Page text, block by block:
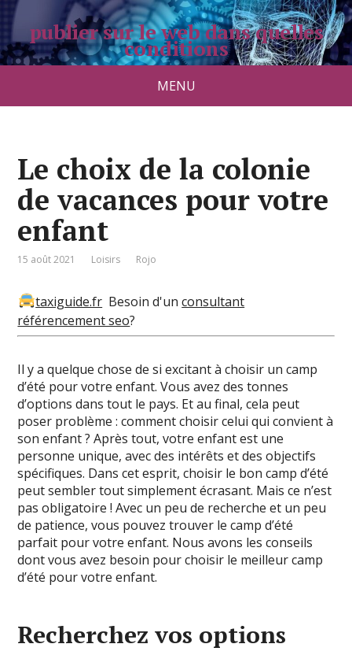
publier sur le web dans quelles
conditions
MENU
Le choix de la colonie
de vacances pour votre
enfant
15 août 2021 Loisirs Rojo
taxiguide.fr Besoin d'unconsultant
référencement seo?
Il y a quelque chose de si excitant à choisir un camp
d’été pour votre enfant. Vous avez des tonnes
d’options dans tout le pays. Et au final, cela peut
poser problème : comment choisir celui qui convient à
son enfant ? Après tout, votre enfant est une
personne unique, avec des intérêts et des objectifs
spécifiques. Dans cet esprit, choisir le bon camp d’été
peut sembler tout simplement écrasant. Mais ce n’est
pas obligatoire ! Avec un peu de recherche et un peu
de patience, vous pouvez trouver le camp d’été
parfait pour votre enfant. Nous avons les conseils
dont vous avez besoin pour choisir le meilleur camp
d’été pour votre enfant.
Recherchez vos options